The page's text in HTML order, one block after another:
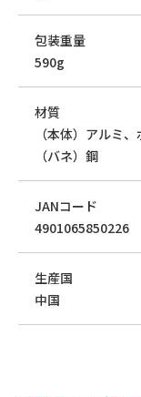
包装重量
590g
材質
（本体）アルミ
（バネ）鋼
JANコード
4901065850226
生産国
中国